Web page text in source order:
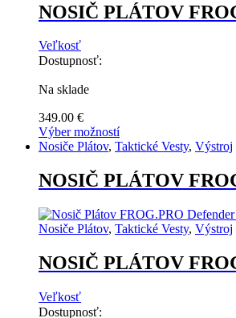
NOSIČ PLÁTOV
Veľkosť
Dostupnosť:
Na sklade
349.00 €
Výber možností
Tento
má
viacero
Možnosti
si
vybrať
na
stránke
produktu.
Nosiče Plátov, Taktické Vesty, Výstroj
NOSIČ PLÁTOV
Nosiče Plátov, Taktické Vesty, Výstroj
NOSIČ PLÁTOV
Veľkosť
Dostupnosť: